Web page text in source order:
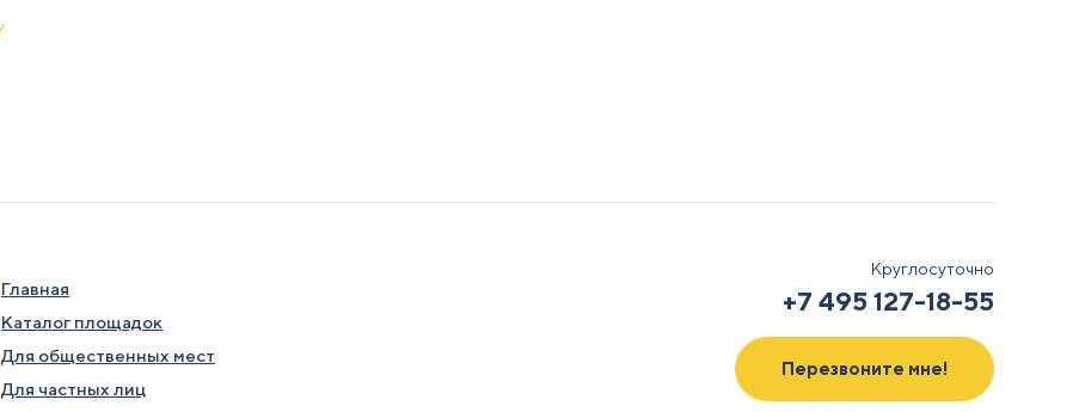
Главная
Каталог площадок
Для общественных мест
Для частных лиц
Круглосуточно
+7 495 127-18-55
Перезвоните мне!